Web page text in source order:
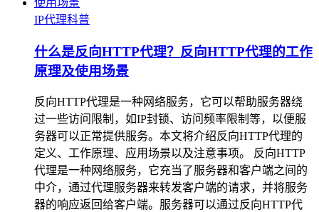
IP代理科普
什么是反向HTTP代理？反向HTTP代理的工作
原理及使用场景
反向HTTP代理是一种网络服务，它可以帮助服务器绕
过一些访问限制，如IP封锁、访问频率限制等，以便服
务器可以正常提供服务。本文将介绍反向HTTP代理的
定义、工作原理、应用场景以及注意事项。 反向HTTP
代理是一种网络服务，它充当了服务器和客户端之间的
中介，通过代理服务器来转发客户端的请求，并将服务
器的响应返回给客户端。服务器可以通过反向HTTP代